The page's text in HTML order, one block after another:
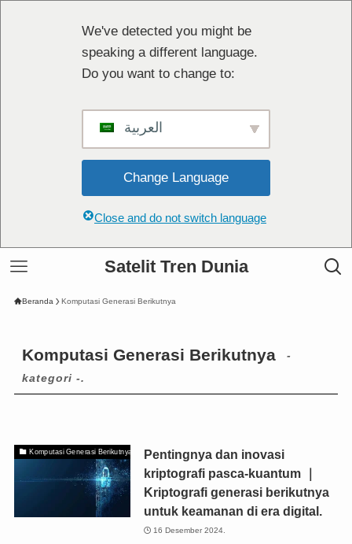
We've detected you might be
speaking a different language.
Do you want to change to:
العربية
Change Language
Close and do not switch language
Satelit Tren Dunia
Beranda Komputasi Generasi Berikutnya
Komputasi Generasi Berikutnya
-
kategori -.
Komputasi Generasi Berikutnya
Pentingnya dan inovasi
kriptografi pasca-kuantum ｜
Kriptografi generasi berikutnya
untuk keamanan di era digital.
16 Desember 2024.